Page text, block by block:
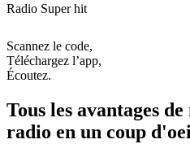
Radio Super hit
Scannez le code,
Téléchargez l’app,
Écoutez.
Tous les avantages
radio en un coup